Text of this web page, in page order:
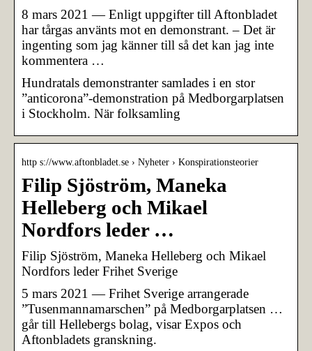
8 mars 2021 — Enligt uppgifter till Aftonbladet
har tårgas använts mot en demonstrant. – Det är
ingenting som jag känner till så det kan jag inte
kommentera …
Hundratals demonstranter samlades i en stor
”anticorona”-demonstration på Medborgarplatsen
i Stockholm. När folksamling
http s://www.aftonbladet.se › Nyheter › Konspirationsteorier
Filip Sjöström, Maneka
Helleberg och Mikael
Nordfors leder …
Filip Sjöström, Maneka Helleberg och Mikael
Nordfors leder Frihet Sverige
5 mars 2021 — Frihet Sverige arrangerade
”Tusenmannamarschen” på Medborgarplatsen …
går till Hellebergs bolag, visar Expos och
Aftonbladets granskning.